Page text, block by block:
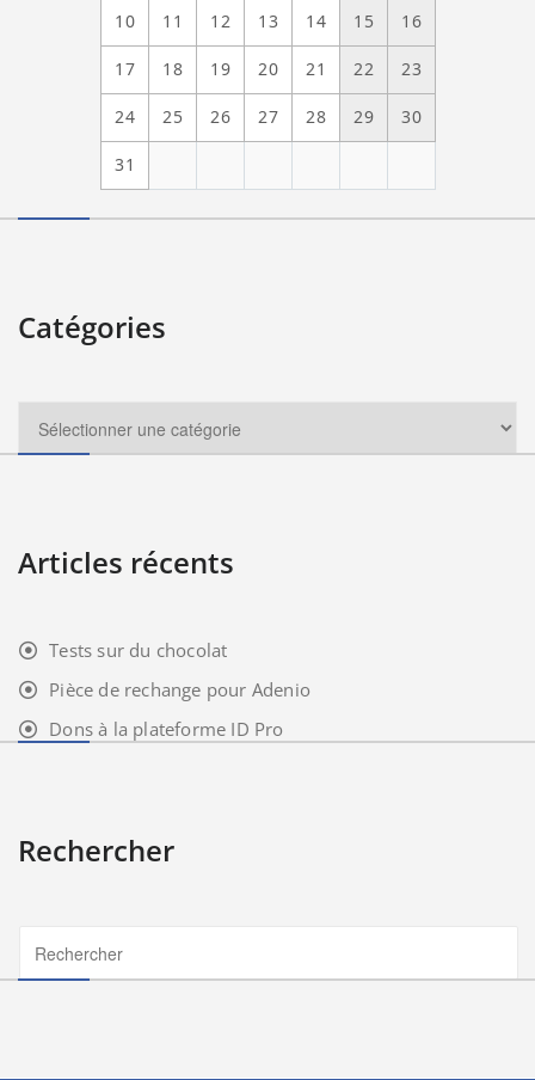
10 11 12 13 14 15 16
17 18 19 20 21 22 23
24 25 26 27 28 29 30
31
Catégories
Articles récents
Tests sur du chocolat
Pièce de rechange pour Adenio
Dons à la plateforme ID Pro
Rechercher